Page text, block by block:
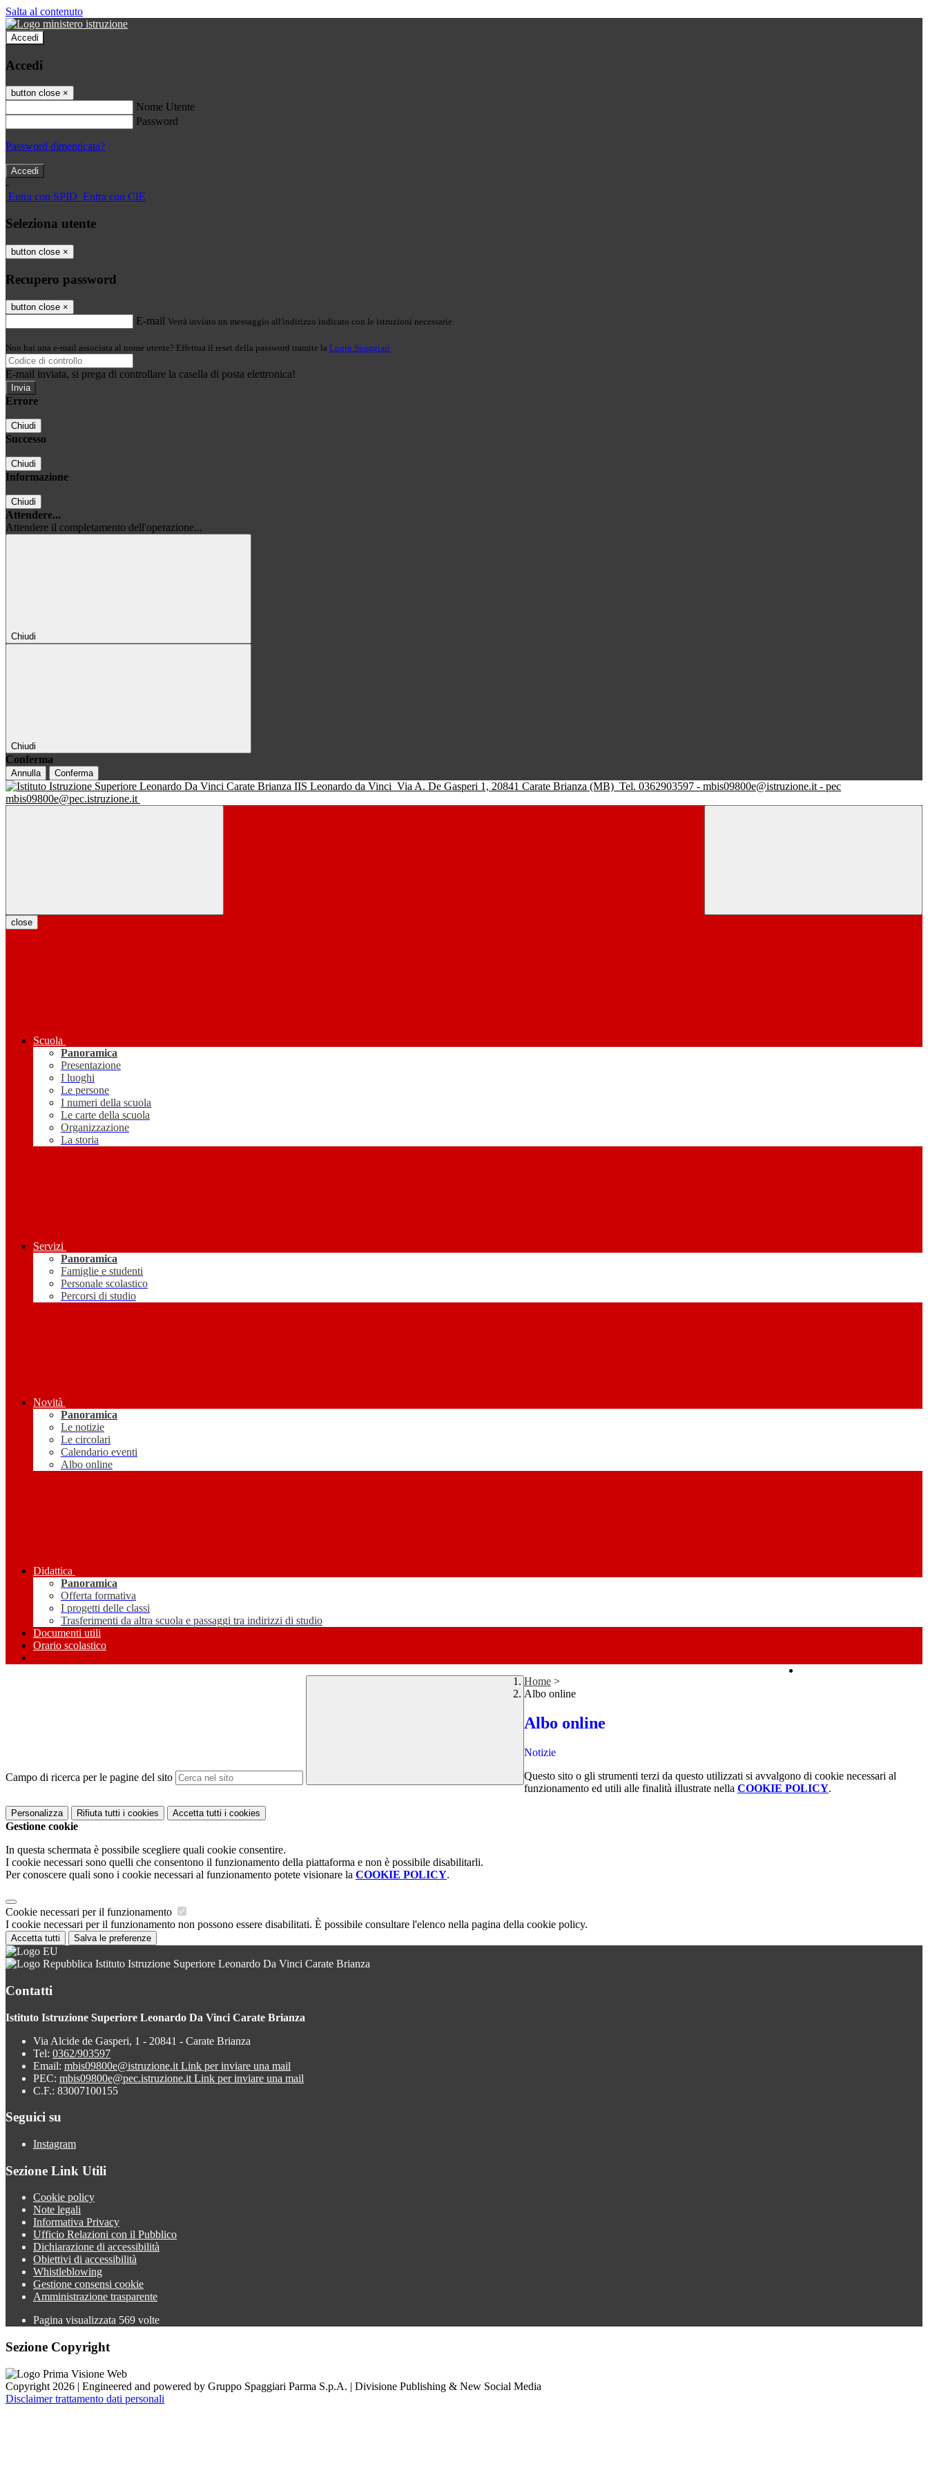
Salta al contenuto
Accedi
Accedi
button close ×
Nome Utente
Password
Password dimenticata?
-
Entra con SPID Entra con CIE
Seleziona utente
button close ×
Recupero password
button close ×
E-mail Verrà inviato un messaggio all'indirizzo indicato con le istruzioni necessarie.
Non hai una e-mail associata al nome utente? Effettua il reset della password tramite la Login Spaggiari
E-mail inviata, si prega di controllare la casella di posta elettronica!
Errore
Chiudi
Successo
Chiudi
Informazione
Chiudi
Attendere...
Attendere il completamento dell'operazione...
Chiudi
Chiudi
Conferma
Annulla Conferma
IIS Leonardo da Vinci Via A. De Gasperi 1, 20841 Carate Brianza (MB) Tel. 0362903597 - mbis09800e@istruzione.it - pec
mbis09800e@pec.istruzione.it
close
Scuola
Panoramica
Presentazione
I luoghi
Le persone
I numeri della scuola
Le carte della scuola
Organizzazione
La storia
Servizi
Panoramica
Famiglie e studenti
Personale scolastico
Percorsi di studio
Novità
Panoramica
Le notizie
Le circolari
Calendario eventi
Albo online
Didattica
Panoramica
Offerta formativa
I progetti delle classi
Trasferimenti da altra scuola e passaggi tra indirizzi di studio
Documenti utili
Orario scolastico
Campo di ricerca per le pagine del sito
Home >
Albo online
Albo online
Notizie
Questo sito o gli strumenti terzi da questo utilizzati si avvalgono di cookie necessari al
funzionamento ed utili alle finalità illustrate nella COOKIE POLICY.
Personalizza Rifiuta tutti i cookies Accetta tutti i cookies
Gestione cookie
In questa schermata è possibile scegliere quali cookie consentire.
I cookie necessari sono quelli che consentono il funzionamento della piattaforma e non è possibile disabilitarli.
Per conoscere quali sono i cookie necessari al funzionamento potete visionare la COOKIE POLICY.
Cookie necessari per il funzionamento
I cookie necessari per il funzionamento non possono essere disabilitati. È possibile consultare l'elenco nella pagina della cookie policy.
Accetta tutti Salva le preferenze
Istituto Istruzione Superiore Leonardo Da Vinci Carate Brianza
Contatti
Istituto Istruzione Superiore Leonardo Da Vinci Carate Brianza
Via Alcide de Gasperi, 1 - 20841 - Carate Brianza
Tel: 0362/903597
Email: mbis09800e@istruzione.it Link per inviare una mail
PEC: mbis09800e@pec.istruzione.it Link per inviare una mail
C.F.: 83007100155
Seguici su
Instagram
Sezione Link Utili
Cookie policy
Note legali
Informativa Privacy
Ufficio Relazioni con il Pubblico
Dichiarazione di accessibilità
Obiettivi di accessibilità
Whistleblowing
Gestione consensi cookie
Amministrazione trasparente
Pagina visualizzata 569 volte
Sezione Copyright
Copyright 2026 | Engineered and powered by Gruppo Spaggiari Parma S.p.A. | Divisione Publishing & New Social Media
Disclaimer trattamento dati personali